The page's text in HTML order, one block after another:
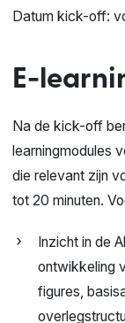
Datum kick-off:
E-
Na de kick-off
learningmodules
die relevant zijn
tot 20 minuten.
Inzicht in de
ontwikkeling
figures,